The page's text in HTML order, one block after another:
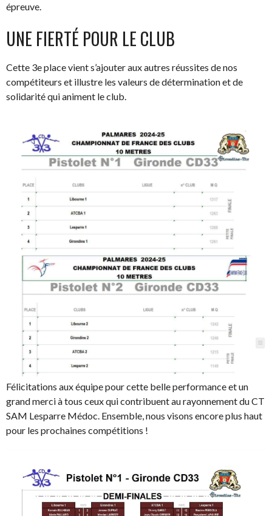
épreuve.
UNE FIERTÉ POUR LE CLUB
Cette 3e place vient s’ajouter aux autres réussites de nos
compétiteurs et illustre les valeurs de détermination et de
solidarité qui animent le club.
Félicitations aux équipe pour cette belle performance et un
grand merci à tous ceux qui contribuent au rayonnement du CT
SAM Lesparre Médoc. Ensemble, nous visons encore plus haut
pour les prochaines compétitions !